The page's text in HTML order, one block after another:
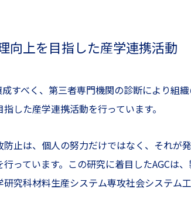
向上を目指した産学連携活動
すべく、第三者専門機関の診断により組
した産学連携活動を行っています。
止は、個人の努力だけではなく、それ
っています。この研究に着目したAGC
究科材料生産システム専攻社会システ